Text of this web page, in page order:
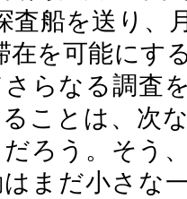
査船を送り、
在を可能にす
らなる調査
ことは、次
ろう。そう
まだ小さな